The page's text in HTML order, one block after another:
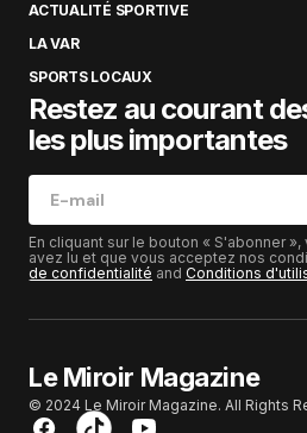
ACTUALITÉ SPORTIVE
LA VAR
SPORTS LOCAUX
Restez au courant
les plus importantes
En cliquant sur le bouton « S'abonner
avez lu et que vous acceptez nos
de confidentialité and Conditions
Le Miroir Magazine
© 2024 Le Miroir Magazine. All Rights